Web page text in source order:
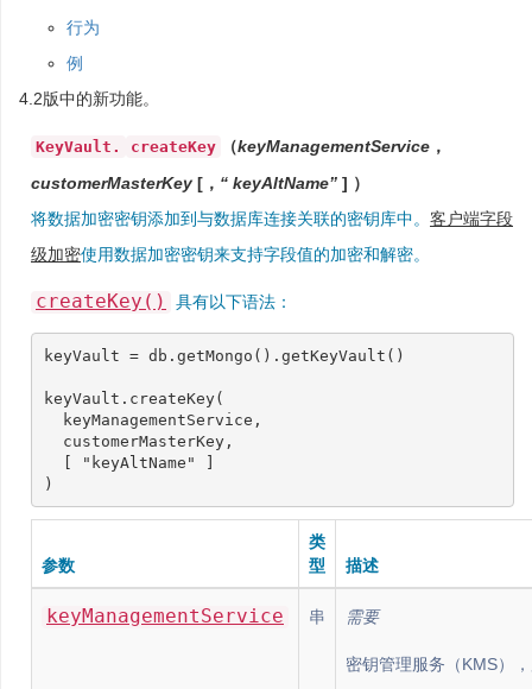
行为
例
4.2版中的新功能。
KeyVault. createKey （keyManagementService ，
customerMasterKey [ ， “ keyAltName” ] ）
将数据加密密钥添加到与数据库连接关联的密钥库中。 客户端字段
级加密使用数据加密密钥来支持字段值的加密和解密。
createKey() 具有以下语法：
keyVault = db . getMongo (). getKeyVault ()
keyVault . createKey(
keyManagementService ,
customerMasterKey,
[
"keyAltName"
]
)
参数
类
型
描述
keyManagementService 串 需要
密钥管理服务（KMS）